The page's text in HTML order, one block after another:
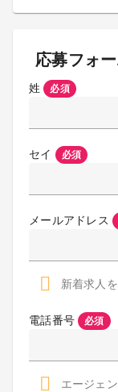
応募フォ
姓 必須
セイ 必須
メールアドレス
新着求人
電話番号 必須
エージェ